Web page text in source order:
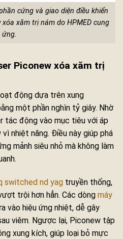
cứng và giao diện điều khiển
xăm trị nám do HPMED cung
ứng.
Piconew xóa xăm trị
động dựa trên xung
một phần nghìn tỷ giây. Nhờ
tác động vào mục tiêu với áp
nhiệt năng. Điều này giúp phá
mảnh siêu nhỏ mà không làm
switched nd yag truyền thống,
trội hơn hẳn. Các dòng máy
vào hiệu ứng nhiệt, dễ gây
viêm. Ngược lại, Piconew tập
xung kích, giúp loại bỏ mực